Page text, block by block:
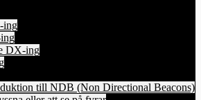
ing
DX-ing
till NDB (Non Directional Beacons)